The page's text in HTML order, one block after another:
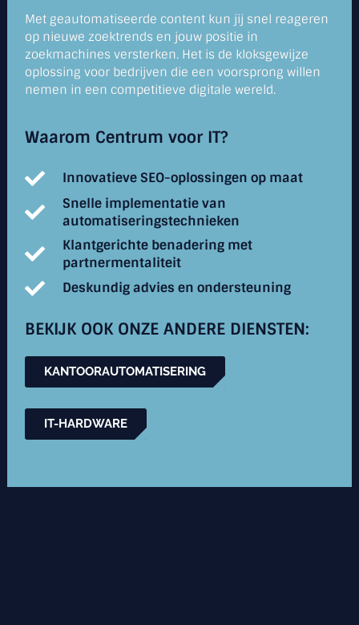
Met geautomatiseerde content kun jij snel reageren
op nieuwe zoektrends en jouw positie in
zoekmachines versterken. Het is de kloksgewijze
oplossing voor bedrijven die een voorsprong willen
nemen in een competitieve digitale wereld.
Waarom Centrum voor IT?
Innovatieve SEO-oplossingen op maat
Snelle implementatie van
automatiseringstechnieken
Klantgerichte benadering met
partnermentaliteit
Deskundig advies en ondersteuning
BEKIJK OOK ONZE ANDERE DIENSTEN:
KANTOORAUTOMATISERING
IT-HARDWARE